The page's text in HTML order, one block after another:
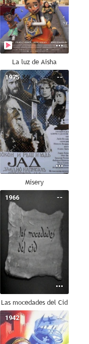
La luz de Aisha
--
1975
Misery
--
1966
Las mocedades del Cid
--
1942